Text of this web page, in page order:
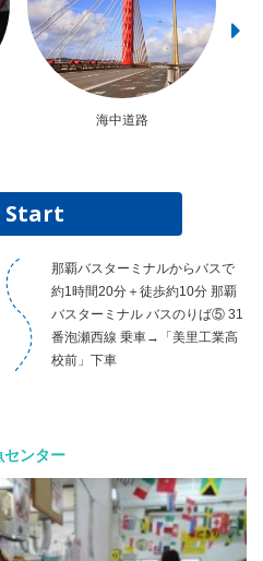
海中道路
Start
那覇バスターミナルからバスで
約1時間20分＋徒歩約10分 那覇
バスターミナル バスのりば⑤ 31
番泡瀬西線 乗車→「美里工業高
校前」下車
センター